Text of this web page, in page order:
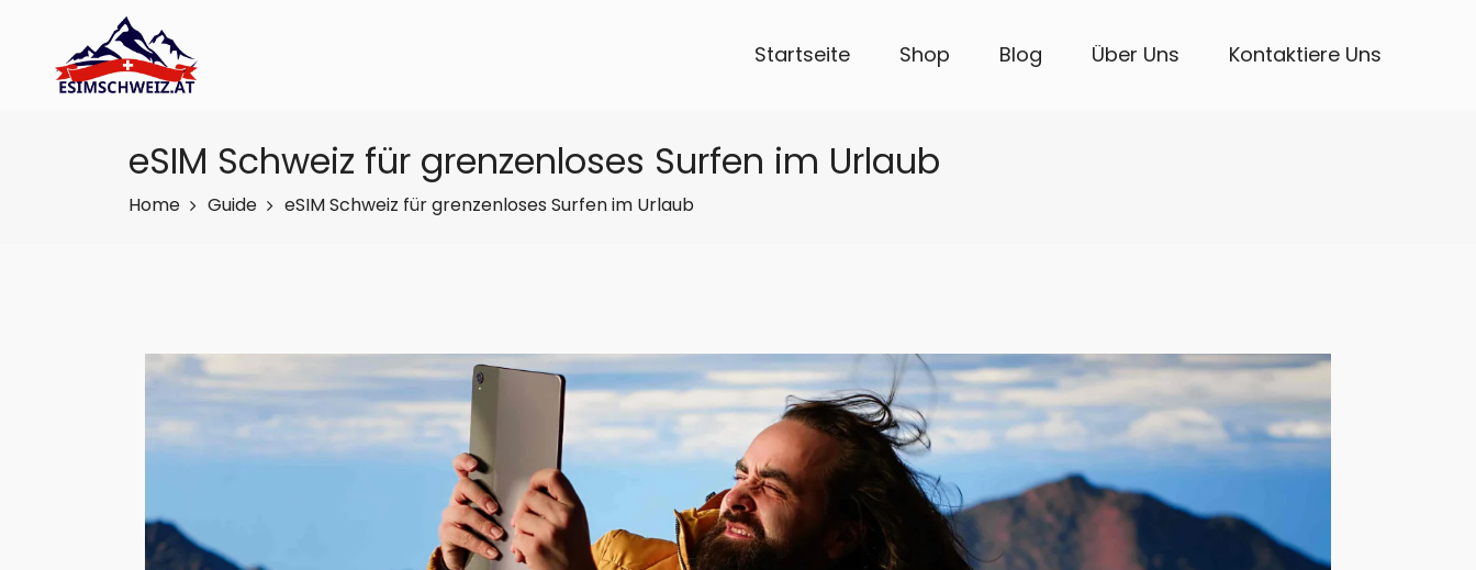
Startseite Shop Blog Über Uns Kontaktiere Uns
eSIM Schweiz für grenzenloses Surfen im Urlaub
Home Guide eSIM Schweiz für grenzenloses Surfen im Urlaub